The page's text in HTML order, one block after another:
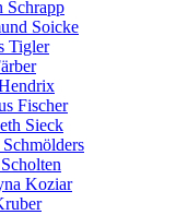
Schrapp
Soicke
Tigler
Fischer
Sieck
Koziar